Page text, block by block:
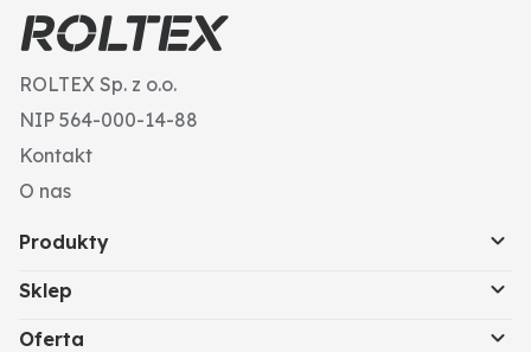
ROLTEX Sp. z o.o.
NIP 564-000-14-88
Kontakt
O nas
Produkty
Sklep
Oferta